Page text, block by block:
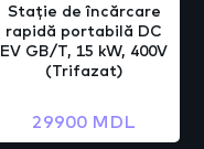
Stație de încărcare
rapidă portabilă DC
EV GB/T, 15 kW, 400V
(Trifazat)
29900 MDL